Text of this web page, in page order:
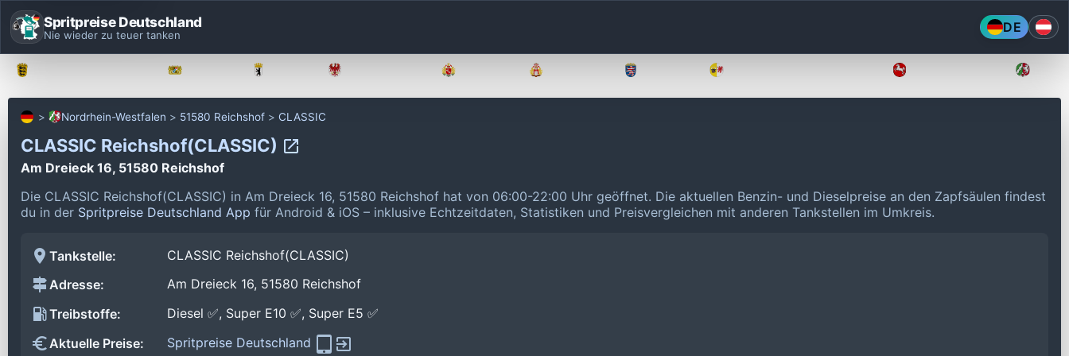
Spritpreise Deutschland
Nie wieder zu teuer tanken DE
Nordrhein-Westfalen 51580 Reichshof CLASSIC
CLASSIC Reichshof(CLASSIC)
Am Dreieck 16, 51580 Reichshof
Die CLASSIC Reichshof(CLASSIC) in Am Dreieck 16, 51580 Reichshof hat von 06:00-22:00 Uhr geöffnet. Die aktuellen Benzin- und Dieselpreise an den Zapfsäulen findest
du in der Spritpreise Deutschland App für Android & iOS – inklusive Echtzeitdaten, Statistiken und Preisvergleichen mit anderen Tankstellen im Umkreis.
Tankstelle:
CLASSIC Reichshof(CLASSIC)
Adresse:
Am Dreieck 16, 51580 Reichshof
Treibstoffe:
Diesel ✅, Super E10 ✅, Super E5 ✅
Aktuelle Preise:
Spritpreise Deutschland